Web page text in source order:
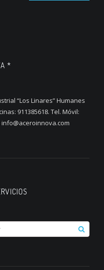
*
“Los Linares” Humanes
911385618. Tel. Móvil:
info@aceroinnova.com